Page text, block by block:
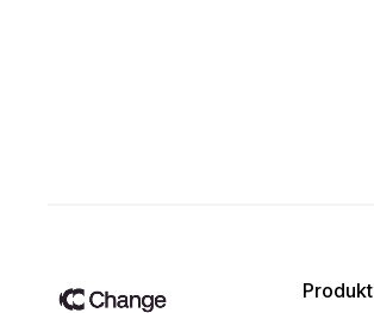
Produkt